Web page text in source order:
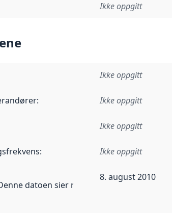
Ikke oppgitt
Ikke oppgitt
: Ikke oppgitt
Ikke oppgitt
: Ikke oppgitt
datoen sier når dataene i dette
8. august 2010